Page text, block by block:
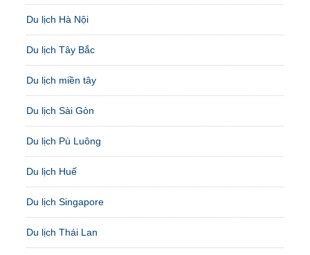
Du lịch Hà Nội
Du lịch Tây Bắc
Du lịch miền tây
Du lịch Sài Gòn
Du lịch Pù Luông
Du lịch Huế
Du lịch Singapore
Du lịch Thái Lan